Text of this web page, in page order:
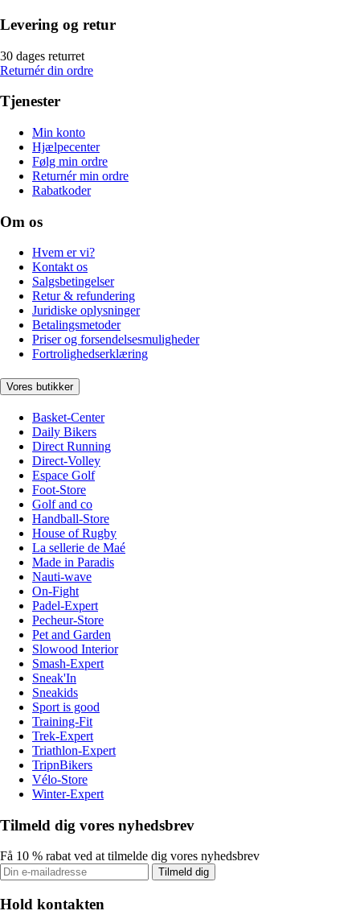
Levering og retur
30 dages returret
Returnér din ordre
Tjenester
Min konto
Hjælpecenter
Følg min ordre
Returnér min ordre
Rabatkoder
Om os
Hvem er vi?
Kontakt os
Salgsbetingelser
Retur & refundering
Juridiske oplysninger
Betalingsmetoder
Priser og forsendelsesmuligheder
Fortrolighedserklæring
Vores butikker
Basket-Center
Daily Bikers
Direct Running
Direct-Volley
Espace Golf
Foot-Store
Golf and co
Handball-Store
House of Rugby
La sellerie de Maé
Made in Paradis
Nauti-wave
On-Fight
Padel-Expert
Pecheur-Store
Pet and Garden
Slowood Interior
Smash-Expert
Sneak'In
Sneakids
Sport is good
Training-Fit
Trek-Expert
Triathlon-Expert
TripnBikers
Vélo-Store
Winter-Expert
Tilmeld dig vores nyhedsbrev
Få 10 % rabat ved at tilmelde dig vores nyhedsbrev
Tilmeld dig
Hold kontakten